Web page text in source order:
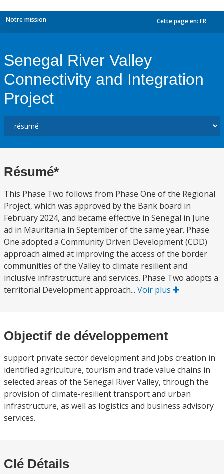
Notre mission Cette page en: FR
Senegal River Valley
Connectivity and Integration
Project
Résumé*
This Phase Two follows from Phase One of the Regional
Project, which was approved by the Bank board in
February 2024, and became effective in Senegal in June
ad in Mauritania in September of the same year. Phase
One adopted a Community Driven Development (CDD)
approach aimed at improving the access of the border
communities of the Valley to climate resilient and
inclusive infrastructure and services. Phase Two adopts a
territorial Development approach... Voir plus
Objectif de développement
support private sector development and jobs creation in
identified agriculture, tourism and trade value chains in
selected areas of the Senegal River Valley, through the
provision of climate-resilient transport and urban
infrastructure, as well as logistics and business advisory
services.
Clé Détails